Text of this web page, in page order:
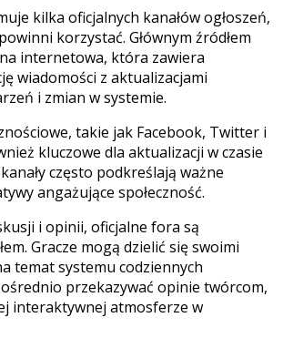
kilka oficjalnych kanałów ogłoszeń,
korzystać. Głównym źródłem
internetowa, która zawiera
wiadomości z aktualizacjami
i zmian w systemie.
takie jak Facebook, Twitter i
kluczowe dla aktualizacji w czasie
często podkreślają ważne
angażujące społeczność.
i opinii, oficjalne fora są
Gracze mogą dzielić się swoimi
temat systemu codziennych
przekazywać opinie twórcom,
interaktywnej atmosferze w